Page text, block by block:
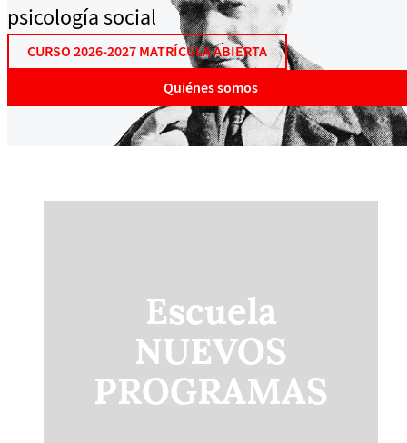
psicología social
CURSO 2026-2027 MATRÍCULA ABIERTA
Quiénes somos
Escuela
NUEVOS
PROGRAMAS